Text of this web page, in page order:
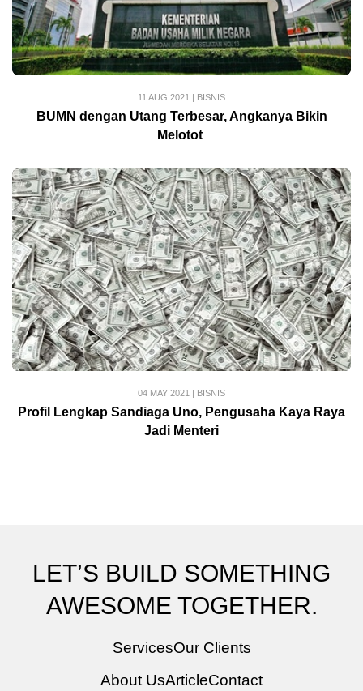
11 AUG 2021 | BISNIS
BUMN dengan Utang Terbesar, Angkanya Bikin
Melotot
04 MAY 2021 | BISNIS
Profil Lengkap Sandiaga Uno, Pengusaha Kaya Raya
Jadi Menteri
LET’S BUILD SOMETHING
AWESOME TOGETHER.
ServicesOur Clients
About UsArticleContact